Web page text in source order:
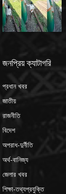
জনপ্রিয় ক্যাটাগরি
প্রধান খবর
জাতীয়
রাজনীতি
বিদেশ
অপরাধ-দুর্নীতি
অর্থ-বানিজ্য
জেলার খবর
শিক্ষা-তথ্যপ্রযুক্তি